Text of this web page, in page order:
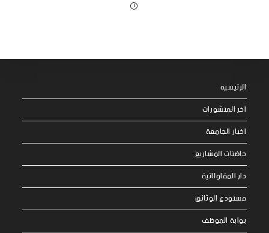
الرئيسية
آخر المنشورات
اخبار الجامعة
حاضنات المشاريع
دار المقاولاتية
مستودع الوثائق
بوابة الموظف